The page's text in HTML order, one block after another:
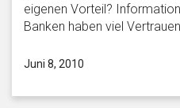
eigenen Vorteil?
Banken haben viel Vertrauen
Juni 8, 2010